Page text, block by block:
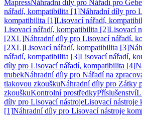
MapressNáhradní díly pro Nářadí pro
nářadí, kompatibilita [1]Náhradní díly pro
kompatibilita [1]Lisovací nářadí,
Lisovací nářadí, kompatibilita [2]Lisovací
[2XL]Náhradní díly pro Lisovací nářadí,
[2XL]Lisovací nářadí, kompatibilita [3]
nářadí, kompatibilita [3]Lisovací nářadí,
díly pro Lisovací nářadí, kompatibilita [4]
trubekNáhradní díly pro Nářadí na
tlakovou zkouškuNáhradní díly pro Zátky
zkouškuKontrolní prostředkyPříslušenství
díly pro Lisovací nástrojeLisovací nástroje
[1]Náhradní díly pro Lisovací nástroje